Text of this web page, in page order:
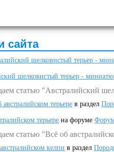
сайта
шелковистый терьер -
шелковистый терьер -
статью "Австралийский
австралийском терьере в раздел
терьере на форуме
статью "Всё об
келпи в раздел